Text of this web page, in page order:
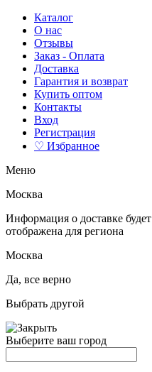
Каталог
О нас
Отзывы
Заказ - Оплата
Доставка
Гарантия и возврат
Купить оптом
Контакты
Вход
Регистрация
♡ Избранное
Меню
Москва
Информация о доставке будет
отображена для региона
Москва
Да, все верно
Выбрать другой
Выберите ваш город